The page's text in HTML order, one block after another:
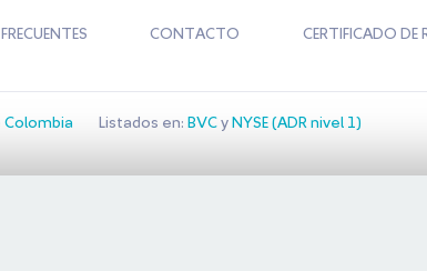
CONTACTO CERTIFICADO DE
Colombia Listados en: BVCy NYSE (ADR nivel 1)